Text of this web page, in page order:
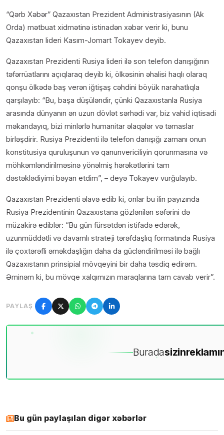
“Qərb Xəbər” Qazaxıstan Prezident Administrasiyasının (Ak
Orda) mətbuat xidmətinə istinadən xəbər verir ki, bunu
Qazaxıstan lideri Kasım-Jomart Tokayev deyib.
Qazaxıstan Prezidenti Rusiya lideri ilə son telefon danışığının
təfərrüatlarını açıqlaraq deyib ki, ölkəsinin əhalisi haqlı olaraq
qonşu ölkədə baş verən iğtişaş cəhdini böyük narahatlıqla
qarşılayıb: “Bu, başa düşüləndir, çünki Qazaxıstanla Rusiya
arasında dünyanın ən uzun dövlət sərhədi var, biz vahid iqtisadi
məkandayıq, bizi minlərlə humanitar əlaqələr və təmaslar
birləşdirir. Rusiya Prezidenti ilə telefon danışığı zamanı onun
konstitusiya quruluşunun və qanunvericiliyin qorunmasına və
möhkəmləndirilməsinə yönəlmiş hərəkətlərini tam
dəstəklədiyimi bəyan etdim”, – deyə Tokayev vurğulayıb.
Qazaxıstan Prezidenti əlavə edib ki, onlar bu ilin payızında
Rusiya Prezidentinin Qazaxıstana gözlənilən səfərini də
müzakirə ediblər: “Bu gün fürsətdən istifadə edərək,
uzunmüddətli və davamlı strateji tərəfdaşlıq formatında Rusiya
ilə çoxtərəfli əməkdaşlığın daha da gücləndirilməsi ilə bağlı
Qazaxıstanın prinsipial mövqeyini bir daha təsdiq edirəm.
Əminəm ki, bu mövqe xalqımızın maraqlarına tam cavab verir”.
PAYLAŞ
Buradasizin
Bu gün paylaşılan digər xəbərlər